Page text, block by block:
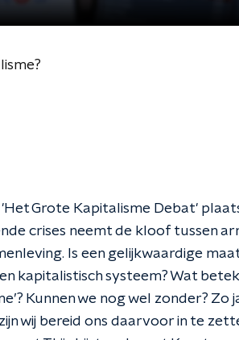
Grote Kapitalisme Debat'
crises neemt de kloof tussen
Is een gelijkwaardige
kapitalistisch systeem? Wat
Kunnen we nog wel zonder? Zo
wij bereid ons daarvoor in te